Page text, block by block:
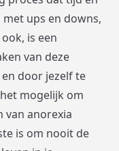
ups en downs,
is een
van deze
door jezelf te
mogelijk om
van anorexia
is om nooit de